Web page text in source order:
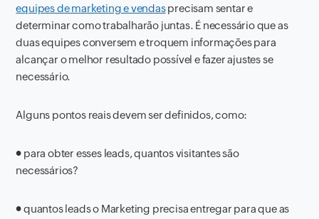
equipes de marketing e vendasprecisam sentar e
determinar como trabalharão juntas. É necessário que as
duas equipes conversem e troquem informações para
alcançar o melhor resultado possível e fazer ajustes se
necessário.
Alguns pontos reais devem ser definidos, como:
● para obter esses leads, quantos visitantes são
necessários?
●quantos leads o Marketing precisa entregar para que as